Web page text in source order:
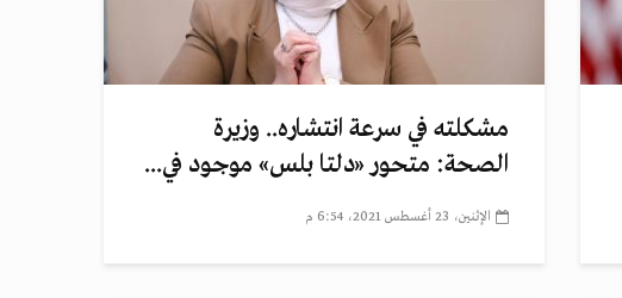
مشكلته في سرعة انتشاره.. وزيرة
الصحة: متحور «دلتا بلس» موجود في...
الإثنين، 23 أغسطس 2021، 6:54 م